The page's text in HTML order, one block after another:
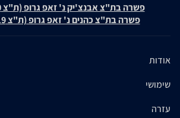
פשרה בת"צ אבנצ'יק נ' זאפ גרופ (ת"צ 23008-08-20)
פשרה בת"צ כהנים נ' זאפ גרופ (ת"צ 60371-12-19)
אודות
שימושי
עזרה